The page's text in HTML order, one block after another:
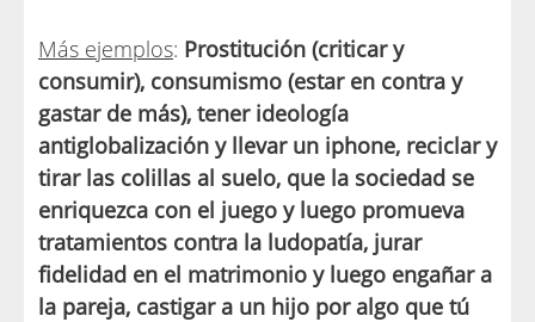
Más ejemplos: Prostitución (criticar y
consumir), consumismo (estar en contra y
gastar de más), tener ideología
antiglobalización y llevar un iphone, reciclar y
tirar las colillas al suelo, que la sociedad se
enriquezca con el juego y luego promueva
tratamientos contra la ludopatía, jurar
fidelidad en el matrimonio y luego engañar a
la pareja, castigar a un hijo por algo que tú